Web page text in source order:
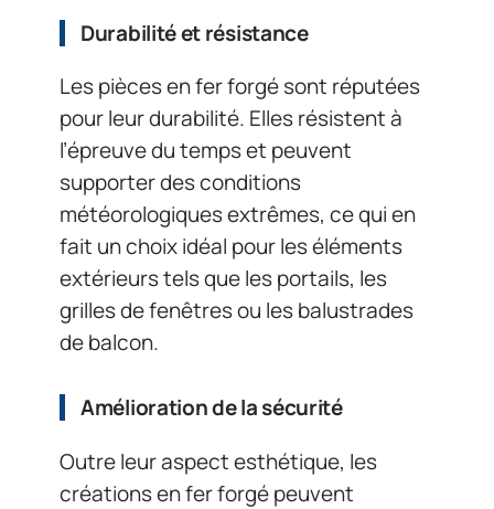
Durabilité et résistance
Les pièces en fer forgé sont réputées
pour leur durabilité. Elles résistent à
l’épreuve du temps et peuvent
supporter des conditions
météorologiques extrêmes, ce qui en
fait un choix idéal pour les éléments
extérieurs tels que les portails, les
grilles de fenêtres ou les balustrades
de balcon.
Amélioration de la sécurité
Outre leur aspect esthétique, les
créations en fer forgé peuvent